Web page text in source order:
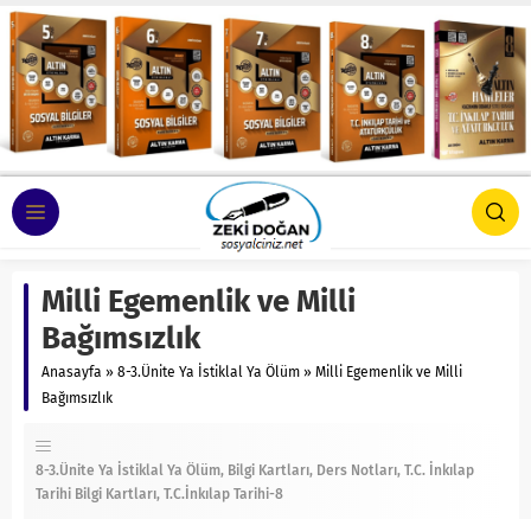
Milli Egemenlik ve Milli
Bağımsızlık
Anasayfa » 8-3.Ünite Ya İstiklal Ya Ölüm » Milli Egemenlik ve Milli
Bağımsızlık
8-3.Ünite Ya İstiklal Ya Ölüm Bilgi Kartları Ders Notları T.C. İnkılap
Tarihi Bilgi Kartları T.C.İnkılap Tarihi-8